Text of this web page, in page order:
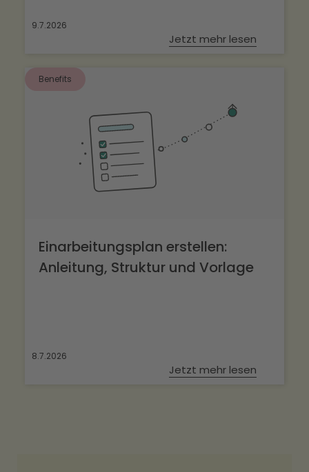
9.7.2026
Jetzt mehr lesen
Benefits
Einarbeitungsplan erstellen:
Anleitung, Struktur und Vorlage
8.7.2026
Jetzt mehr lesen